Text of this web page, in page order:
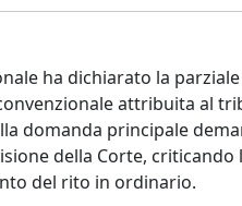
ha dichiarato la
attribuita al
domanda principale
della Corte,
del rito in ordinario.